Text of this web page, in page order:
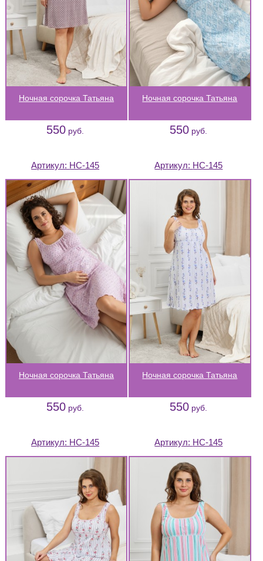
Ночная сорочка Татьяна
550 руб.
Ночная сорочка Татьяна
550 руб.
Артикул: НС-145
Ночная сорочка Татьяна
550 руб.
Артикул: НС-145
Ночная сорочка Татьяна
550 руб.
Артикул: НС-145 Артикул: НС-145